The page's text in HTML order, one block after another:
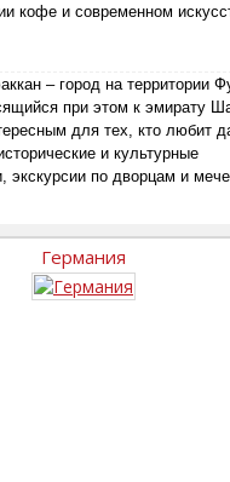
кофе и современном
– город на территории
при этом к эмирату
для тех, кто любит
и культурные
экскурсии по дворцам и
Германия